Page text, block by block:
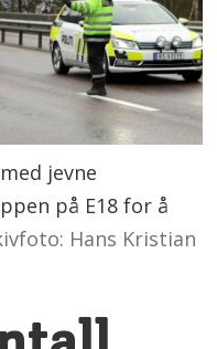
jevne
på E18 for å
Hans Kristian